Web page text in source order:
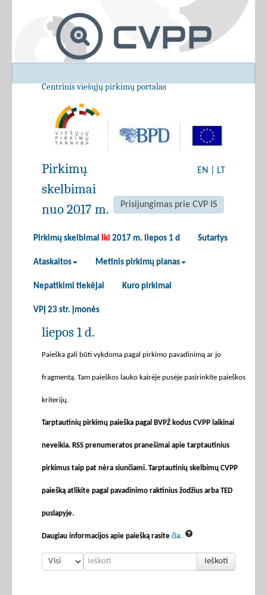
Centrinis viešųjų pirkimų portalas
EN LT
Prisijungimas prie CVP IS
Pirkimų skelbimai iki 2017 m. liepos 1 d Sutartys
Ataskaitos Metinis pirkimų planas
Nepatikimi tiekėjai Kuro pirkimai
VPĮ 23 str. įmonės
Pirkimų
skelbimai
nuo 2017 m.
liepos 1 d.
Paieška gali būti vykdoma pagal pirkimo pavadinimą ar jo
fragmentą. Tam paieškos lauko kairėje pusėje pasirinkite paieškos
kriterijų.
Tarptautinių pirkimų paieška pagal BVPŽ kodus CVPP laikinai
neveikia. RSS prenumeratos pranešimai apie tarptautinius
pirkimus taip pat nėra siunčiami. Tarptautinių skelbimų CVPP
paiešką atlikite pagal pavadinimo raktinius žodžius arba TED
puslapyje.
Daugiau informacijos apie paiešką rasite čia.
Ieškoti